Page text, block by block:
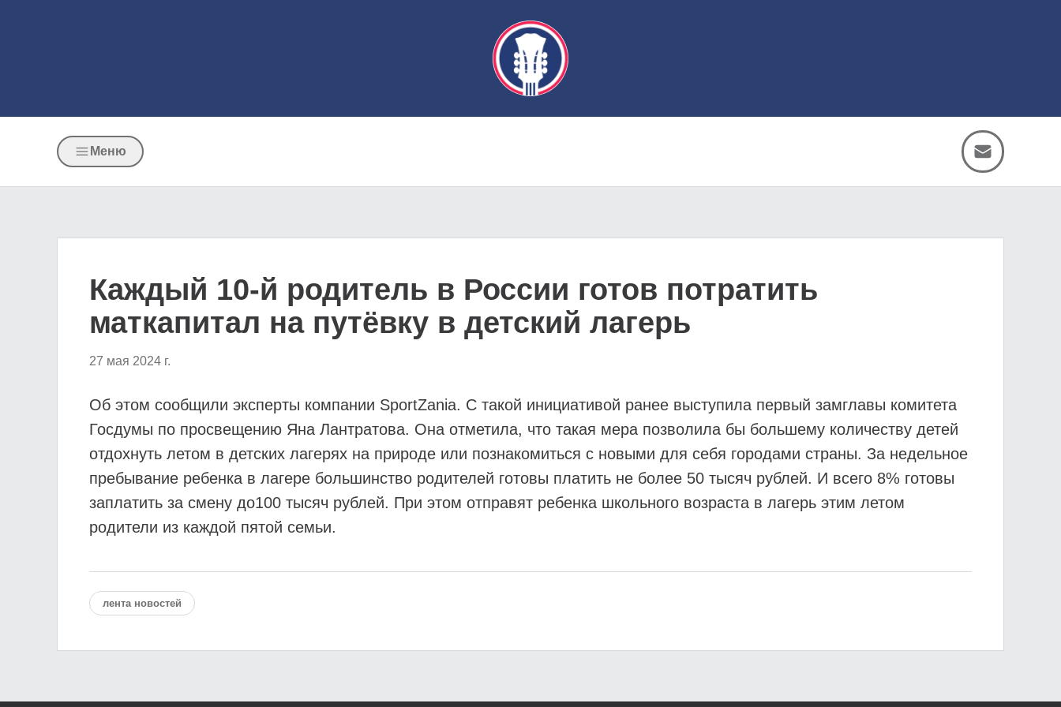
Меню
Каждый 10-й родитель в России готов потратить
маткапитал на путёвку в детский лагерь
27 мая 2024 г.
Об этом сообщили эксперты компании SportZania. С такой инициативой ранее выступила первый замглавы комитета
Госдумы по просвещению Яна Лантратова. Она отметила, что такая мера позволила бы большему количеству детей
отдохнуть летом в детских лагерях на природе или познакомиться с новыми для себя городами страны. За недельное
пребывание ребенка в лагере большинство родителей готовы платить не более 50 тысяч рублей. И всего 8% готовы
заплатить за смену до100 тысяч рублей. При этом отправят ребенка школьного возраста в лагерь этим летом
родители из каждой пятой семьи.
лента новостей